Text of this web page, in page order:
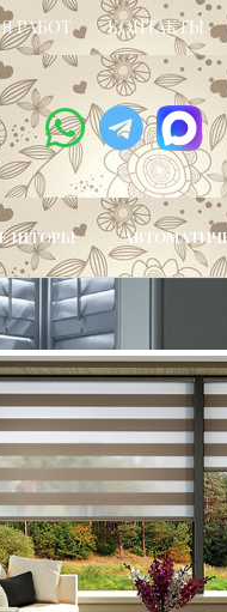
РАБОТ КОНТАКТЫ
ШТОРЫ